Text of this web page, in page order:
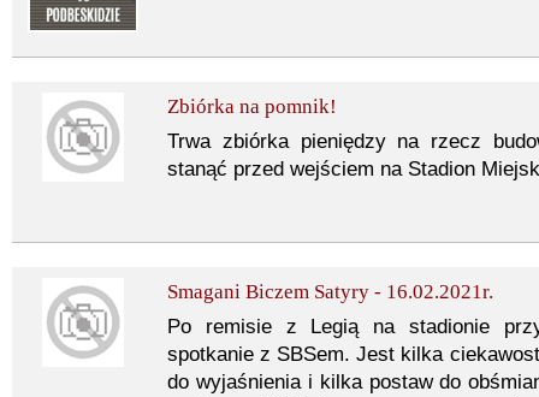
Zbiórka na pomnik!
Trwa zbiórka pieniędzy na rzecz
stanąć przed wejściem na Stadion
Smagani Biczem Satyry - 16.02.2021r.
Po remisie z Legią na stadionie
spotkanie z SBSem. Jest kilka
do wyjaśnienia i kilka postaw do